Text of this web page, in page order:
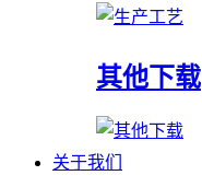
其他下载
关于我们